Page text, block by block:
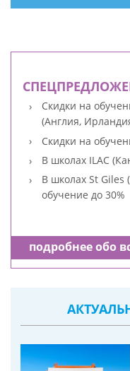
Скидки на
(Англия,
Скидки на
В школах ILAC
В школах St Giles
обучение до 30%
подробнее обо